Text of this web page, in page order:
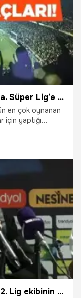
Tottenham ligde kalma savaşında. Süper Lig’e yükselecek 3. takım bugün belli oluyor! İşte Misli’de Günün En Çok Oynanan Maçları
en çok oynanan
için yaptığı
Esenler Erokspor kapıya koydu! 2. Lig ekibinin başına geçiyor